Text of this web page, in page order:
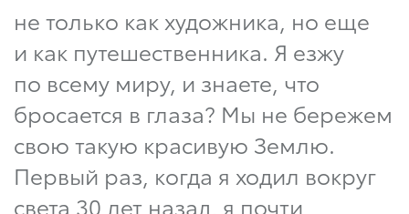
не только как художника, но еще
и как путешественника. Я езжу
по всему миру, и знаете, что
бросается в глаза? Мы не бережем
свою такую красивую Землю.
Первый раз, когда я ходил вокруг
света 30 лет назад, я почти